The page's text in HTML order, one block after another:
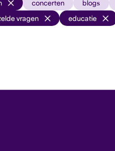
concerten blogs
vragen educatie